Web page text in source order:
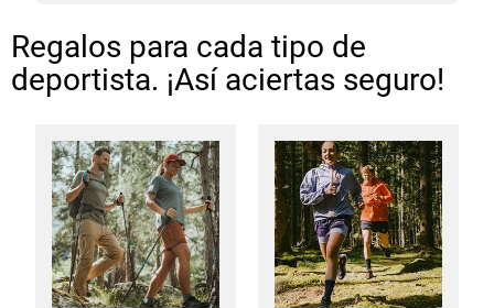
Regalos para cada tipo de
deportista. ¡Así aciertas seguro!